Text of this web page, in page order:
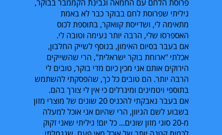
פרוסת הלחם עם החמאה וגבינת הקממבר בבוקר,
גיליתי שפרוסת לחם בבוקר כבר לא באמת
מתאימה לי, ושדייסת קוואקר, בתוספת לכוס
האספרסו שלי, הרבה יותר נעימה וטובה לי.
אם בעבר בסיום האימון, בנוסף לשייק החלבון,
אכלתי "ארוחת בוקר ישראלית", הרי שהשייקים
הירוקים אותם אני מכין כיום מדי בוקר, טובים לי
הרבה יותר. הם טובים כל כך, שהפסקתי להשתמש
בתוספי ויטמינים ומינרלים כי אין לי צורך בהם.
אם בעבר נאבקתי להכניס 20 שונים של מוצרי מזון
בשבוע לשם הגיוון, הרי שהיום אני אוכל למעלה
מ-20 סוגי מזון שונים... כל יום! גיליתי שאני זקוק